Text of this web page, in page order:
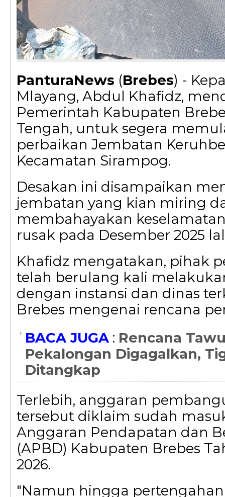
PanturaNews (Brebes) -
Mlayang, Abdul Khafidz,
Pemerintah Kabupaten
Tengah, untuk segera
perbaikan Jembatan
Kecamatan Sirampog.
Desakan ini disampaikan
jembatan yang kian miring
membahayakan
rusak pada Desember 2025
Khafidz mengatakan, pihak
telah berulang kali
dengan instansi dan dinas
Brebes mengenai rencana
BACA JUGA: Rencana
Pekalongan Digagalkan,
Ditangkap
Terlebih, anggaran
tersebut diklaim sudah
Anggaran Pendapatan dan
(APBD) Kabupaten Brebes
2026.
"Namun hingga